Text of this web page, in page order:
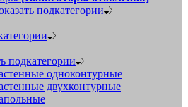
подкатегории
подкатегории
одноконтурные
двухконтурные